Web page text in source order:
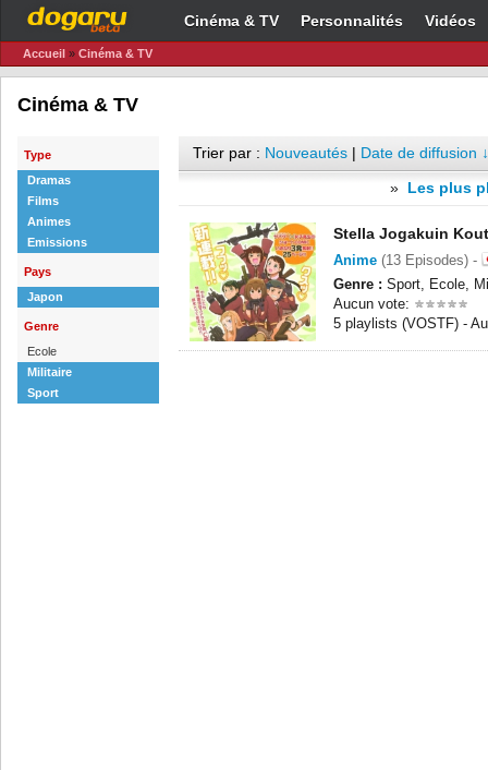
Cinéma & TV Personnalités Vidéos
Accueil » Cinéma & TV
Cinéma & TV
Type
Dramas
Films
Animes
Emissions
Pays
Japon
Genre
Ecole
Militaire
Sport
Trier par : Nouveautés | Date de diffusion ↓
» Les plus
Stella Jogakuin
Anime (13 Episodes) -
Genre : Sport, Ecole,
Aucun vote:
5 playlists (VOSTF) -